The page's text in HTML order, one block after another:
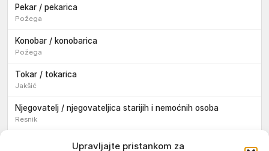
Upravljajte pristankom za
Pekar / pekarica
Požega
Konobar / konobarica
Požega
Tokar / tokarica
Jakšić
Njegovatelj / njegovateljica starijih i nemoćnih osoba
Resnik
Konobar / konobarica